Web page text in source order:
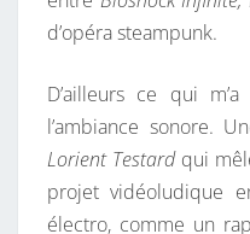
d’opéra steampunk.
D’ailleurs ce qui
l’ambiance sonore.
Lorient Testardqui
projet vidéoludique
électro, comme un